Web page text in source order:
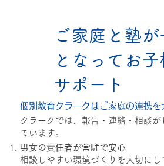
ご家庭と塾が
となってお子
サポート
個別教育クラークはご家庭の連携を
クラークでは、報告・連絡・相談が
ています。
男女の責任者が常駐で安心
相談しやすい環境づくりを大切にし